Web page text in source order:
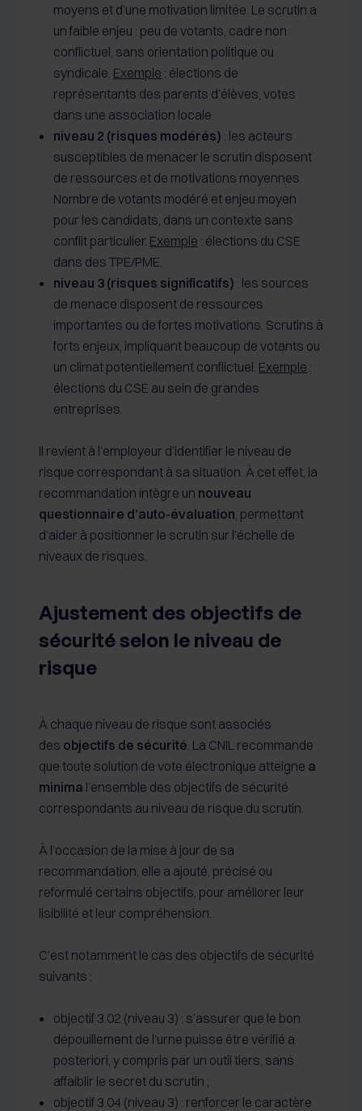
moyens et d’une motivation limitée. Le scrutin a
un faible enjeu : peu de votants, cadre non
conflictuel, sans orientation politique ou
syndicale. Exemple : élections de
représentants des parents d’élèves, votes
dans une association locale.
niveau 2 (risques modérés) : les acteurs
susceptibles de menacer le scrutin disposent
de ressources et de motivations moyennes.
Nombre de votants modéré et enjeu moyen
pour les candidats, dans un contexte sans
conflit particulier. Exemple : élections du CSE
dans des TPE/PME.
niveau 3 (risques significatifs) : les sources
de menace disposent de ressources
importantes ou de fortes motivations. Scrutins à
forts enjeux, impliquant beaucoup de votants ou
un climat potentiellement conflictuel. Exemple :
élections du CSE au sein de grandes
entreprises.
Il revient à l’employeur d’identifier le niveau de
risque correspondant à sa situation. À cet effet, la
recommandation intègre un nouveau
questionnaire d’auto-évaluation, permettant
d’aider à positionner le scrutin sur l’échelle de
niveaux de risques.
Ajustement des objectifs de
sécurité selon le niveau de
risque
À chaque niveau de risque sont associés
des objectifs de sécurité. La CNIL recommande
que toute solution de vote électronique atteigne a
minima l’ensemble des objectifs de sécurité
correspondants au niveau de risque du scrutin.
À l’occasion de la mise à jour de sa
recommandation, elle a ajouté, précisé ou
reformulé certains objectifs, pour améliorer leur
lisibilité et leur compréhension.
C’est notamment le cas des objectifs de sécurité
suivants :
objectif 3.02 (niveau 3) : s’assurer que le bon
dépouillement de l’urne puisse être vérifié a
posteriori, y compris par un outil tiers, sans
affaiblir le secret du scrutin ;
objectif 3.04 (niveau 3) : renforcer le caractère